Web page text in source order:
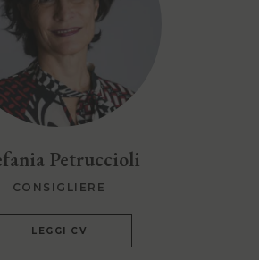
Petruccioli
CONSIGLIERE
LEGGI CV